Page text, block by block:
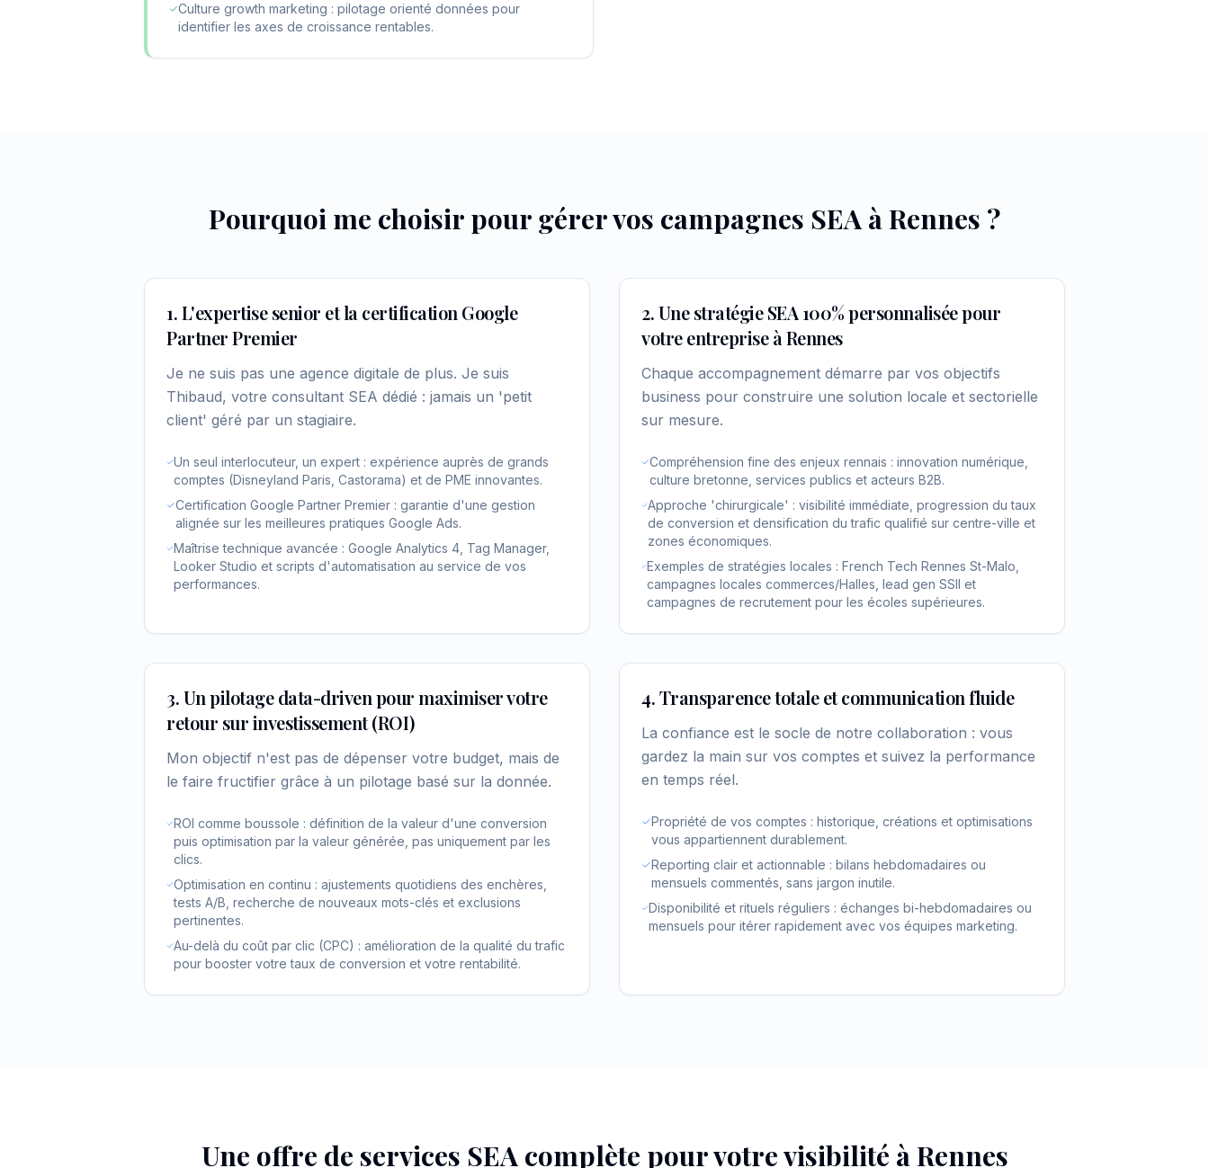
Culture growth marketing : pilotage orienté données pour
identifier les axes de croissance rentables.
Pourquoi me choisir pour gérer vos campagnes SEA àRennes ?
1. L'expertise senior et la certification Google
Partner Premier
Je ne suis pas une agence digitale de plus. Je suis
Thibaud, votre consultant SEA dédié : jamais un 'petit
client' géré par un stagiaire.
Un seul interlocuteur, un expert : expérience auprès de grands
comptes (Disneyland Paris, Castorama) et de PME innovantes.
Certification Google Partner Premier : garantie d'une gestion
alignée sur les meilleures pratiques Google Ads.
Maîtrise technique avancée : Google Analytics 4, Tag Manager,
Looker Studio et scripts d'automatisation au service de vos
performances.
2. Une stratégie SEA 100% personnalisée pour
votre entreprise à Rennes
Chaque accompagnement démarre par vos objectifs
business pour construire une solution locale et sectorielle
sur mesure.
Compréhension fine des enjeux rennais : innovation numérique,
culture bretonne, services publics et acteurs B2B.
Approche 'chirurgicale' : visibilité immédiate, progression du taux
de conversion et densification du trafic qualifié sur centre-ville et
zones économiques.
Exemples de stratégies locales : French Tech Rennes St-Malo,
campagnes locales commerces/Halles, lead gen SSII et
campagnes de recrutement pour les écoles supérieures.
3. Un pilotage data-driven pour maximiser votre
retour sur investissement (ROI)
Mon objectif n'est pas de dépenser votre budget, mais de
le faire fructifier grâce à un pilotage basé sur la donnée.
ROI comme boussole : définition de la valeur d'une conversion
puis optimisation par la valeur générée, pas uniquement par les
clics.
Optimisation en continu : ajustements quotidiens des enchères,
tests A/B, recherche de nouveaux mots-clés et exclusions
pertinentes.
Au-delà du coût par clic (CPC) : amélioration de la qualité du trafic
pour booster votre taux de conversion et votre rentabilité.
4. Transparence totale et communication fluide
La confiance est le socle de notre collaboration : vous
gardez la main sur vos comptes et suivez la performance
en temps réel.
Propriété de vos comptes : historique, créations et optimisations
vous appartiennent durablement.
Reporting clair et actionnable : bilans hebdomadaires ou
mensuels commentés, sans jargon inutile.
Disponibilité et rituels réguliers : échanges bi-hebdomadaires ou
mensuels pour itérer rapidement avec vos équipes marketing.
Une offre de services SEA complète pour votre visibilité àRennes